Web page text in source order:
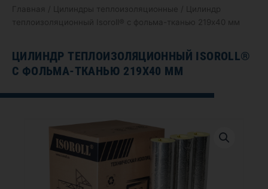
Главная Цилиндры теплоизоляционные / Цилиндр
теплоизоляционный Isoroll® с фольма-тканью 219х40 мм
ЦИЛИНДР ТЕПЛОИЗОЛЯЦИОННЫЙ ISOROLL®
С ФОЛЬМА-ТКАНЬЮ 219Х40 ММ